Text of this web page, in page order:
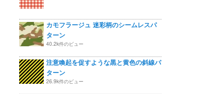
カモフラージュ 迷彩柄のシームレスパ
ターン
40.2k件のビュー
注意喚起を促すような黒と黄色の斜線パ
ターン
26.9k件のビュー